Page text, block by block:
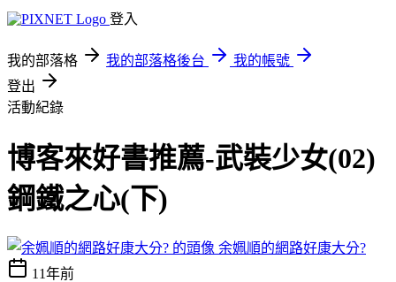
登入
我的部落格 我的部落格後台
我的帳號
登出
活動紀錄
博客來好書推薦-武裝少女(02)
鋼鐵之心(下)
余姵順的網路好康大分?
11年前